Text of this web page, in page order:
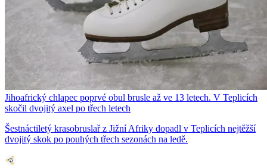
Jihoafrický chlapec poprvé obul brusle až ve 13 letech. V Teplicích
skočil dvojitý axel po třech letech
Šestnáctiletý krasobruslař z Jižní Afriky dopadl v Teplicích nejtěžší
dvojitý skok po pouhých třech sezonách na ledě.